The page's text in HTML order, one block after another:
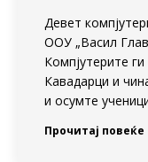
Девет
ООУ „Васил
Компјутерите
Кавадарци и
и осумте
Прочитај повеќе